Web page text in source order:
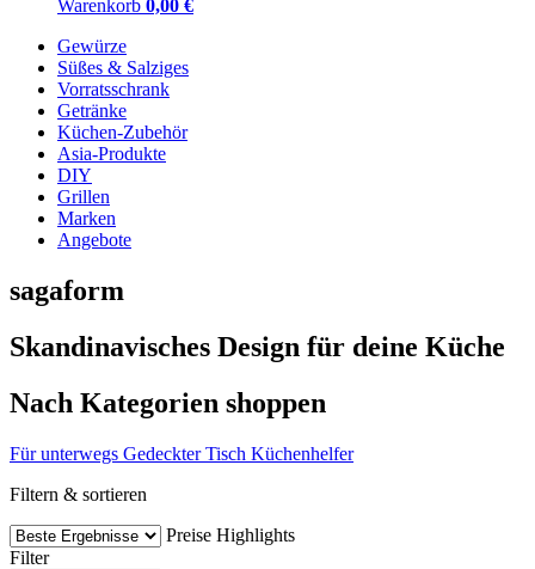
Warenkorb 0,00 €
Gewürze
Süßes & Salziges
Vorratsschrank
Getränke
Küchen-Zubehör
Asia-Produkte
DIY
Grillen
Marken
Angebote
sagaform
Skandinavisches Design für deine Küche
Nach Kategorien shoppen
Für unterwegs Gedeckter Tisch Küchenhelfer
Filtern & sortieren
Preise Highlights
Filter